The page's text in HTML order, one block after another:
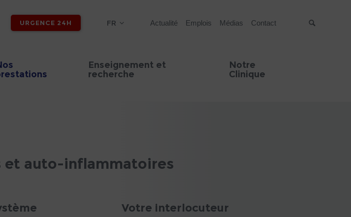
URGENCE 24H FR Actualité Emplois Médias Contact
Enseignement et
recherche
Notre
Clinique
et auto-inflammatoires
Votre interlocuteur